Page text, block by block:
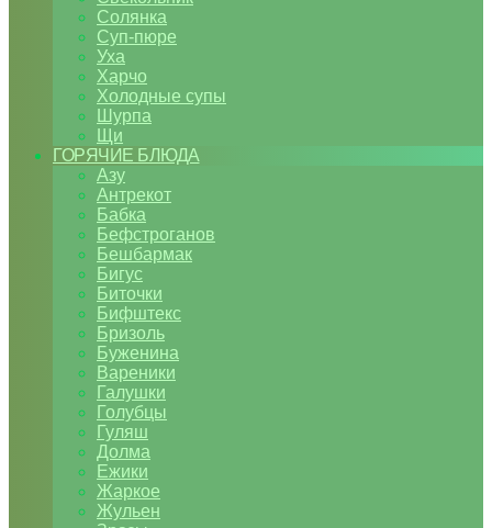
Солянка
Суп-пюре
Уха
Харчо
Холодные супы
Шурпа
Щи
ГОРЯЧИЕ БЛЮДА
Азу
Антрекот
Бабка
Бефстроганов
Бешбармак
Бигус
Биточки
Бифштекс
Бризоль
Буженина
Вареники
Галушки
Голубцы
Гуляш
Долма
Ежики
Жаркое
Жульен